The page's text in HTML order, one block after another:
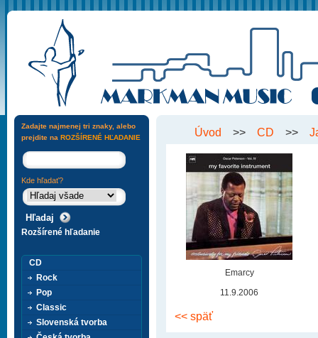
Úvod >> CD >>
Emarcy
11.9.2006
<< späť
Zadajte najmenej tri znaky, alebo
prejdite na ROZŠÍRENÉ HĽADANIE
Kde hľadať?
Rozšírené hľadanie
CD
Rock
Pop
Classic
Slovenská tvorba